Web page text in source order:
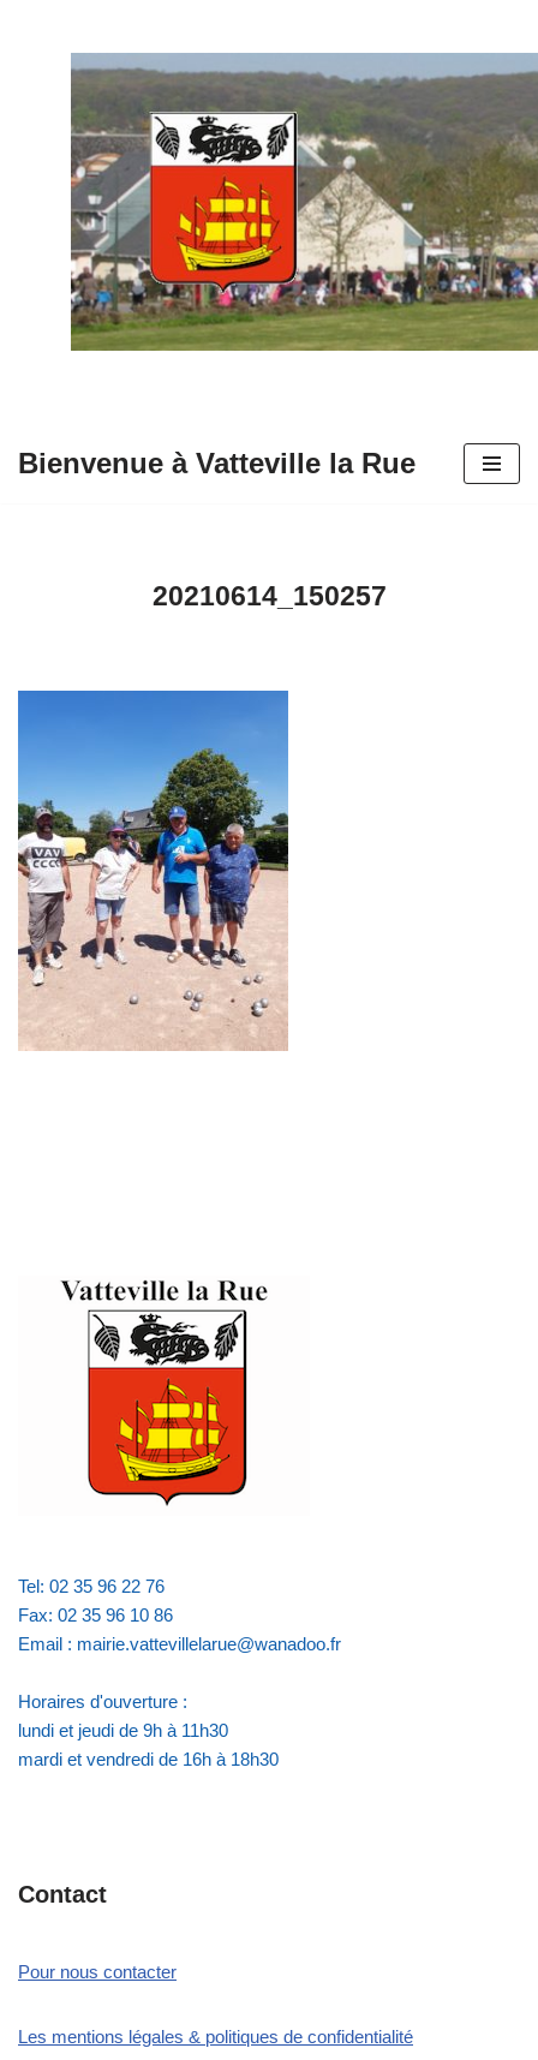
contenu
Bienvenue à Vatteville la Rue
20210614_150257
Tel: 02 35 96 22 76
Fax: 02 35 96 10 86
Email : mairie.vattevillelarue@wanadoo.fr
Horaires d'ouverture :
lundi et jeudi de 9h à 11h30
mardi et vendredi de 16h à 18h30
Contact
Pour nous contacter
Les mentions légales & politiques de confidentialité